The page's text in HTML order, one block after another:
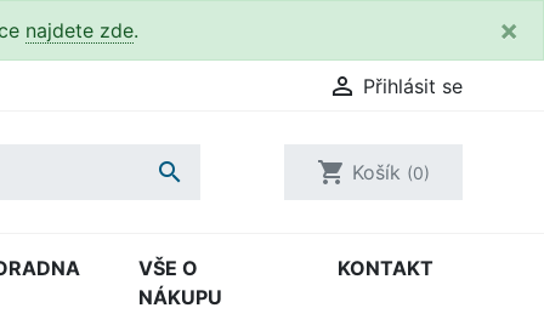
najdete zde. ×
 Přihlásit se
 shopping_cart Košík (0)
VŠE O
NÁKUPU
KONTAKT